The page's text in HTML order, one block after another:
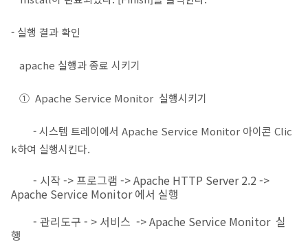
- 실행 결과 확인
apache 실행과 종료 시키기
① Apache Service Monitor 실행시키기
- 시스템 트레이에서 Apache Service Monitor 아이콘 Clic
k하여 실행시킨다.
- 시작 -> 프로그램 -> Apache HTTP Server 2.2 ->
Apache Service Monitor 에서 실행
- 관리도구 - > 서비스 -> Apache Service Monitor 실
행